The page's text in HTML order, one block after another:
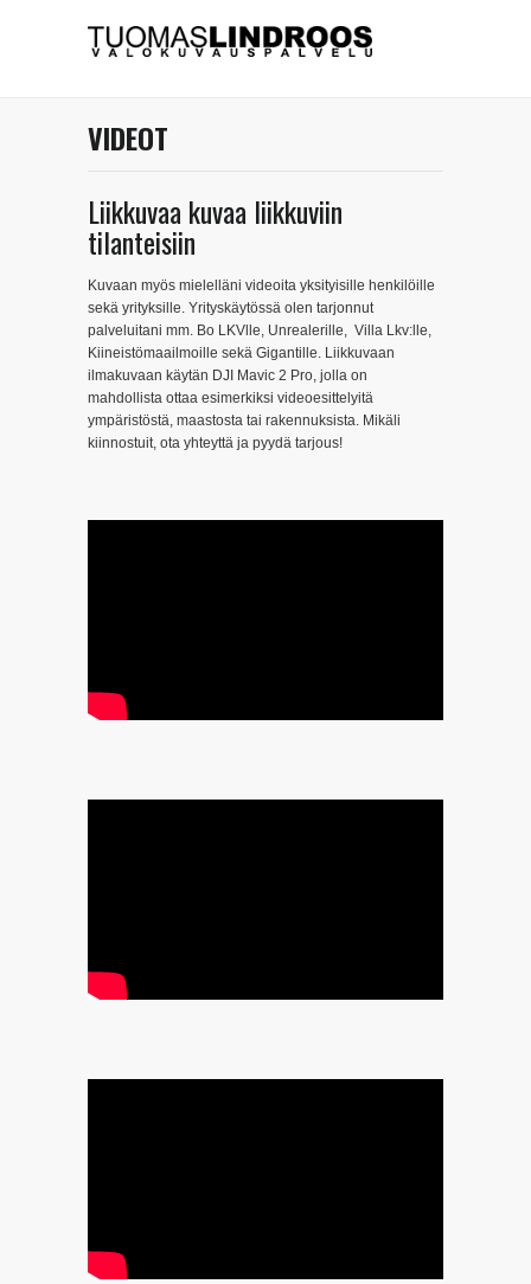
VIDEOT
Liikkuvaa kuvaa liikkuviin
tilanteisiin
Kuvaan myös mielelläni videoita yksityisille henkilöille
sekä yrityksille. Yrityskäytössä olen tarjonnut
palveluitani mm. Bo LKVlle, Unrealerille, Villa Lkv:lle,
Kiineistömaailmoille sekä Gigantille. Liikkuvaan
ilmakuvaan käytän DJI Mavic 2 Pro, jolla on
mahdollista ottaa esimerkiksi videoesittelyitä
ympäristöstä, maastosta tai rakennuksista. Mikäli
kiinnostuit, ota yhteyttä ja pyydä tarjous!